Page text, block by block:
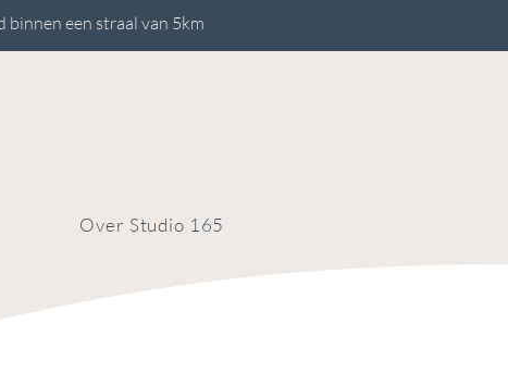
een straal van 5km
Over Studio 165